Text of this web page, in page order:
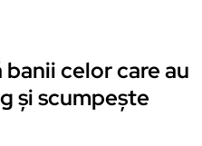
celor care au
și scumpește